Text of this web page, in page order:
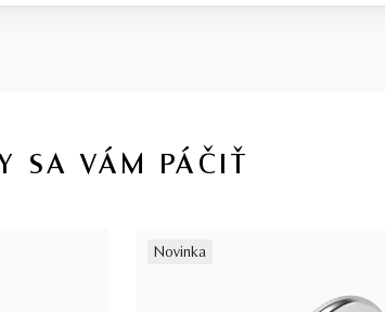
SA VÁM PÁČIŤ
Novinka